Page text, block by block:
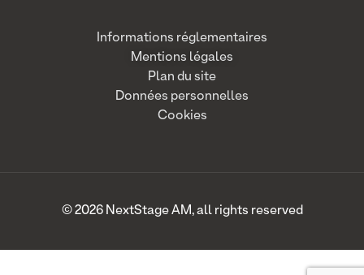
Informations réglementaires
Mentions légales
Plan du site
Données personnelles
Cookies
© 2026 NextStage AM, all rights reserved